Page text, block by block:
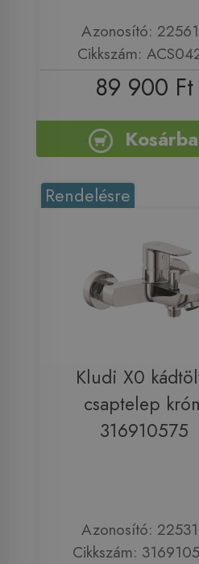
Azonosító:
Cikkszám:
89 900 Ft
Kosárba
Rendelésre
Kludi X0
csaptelep
316910575
Azonosító:
Cikkszám: